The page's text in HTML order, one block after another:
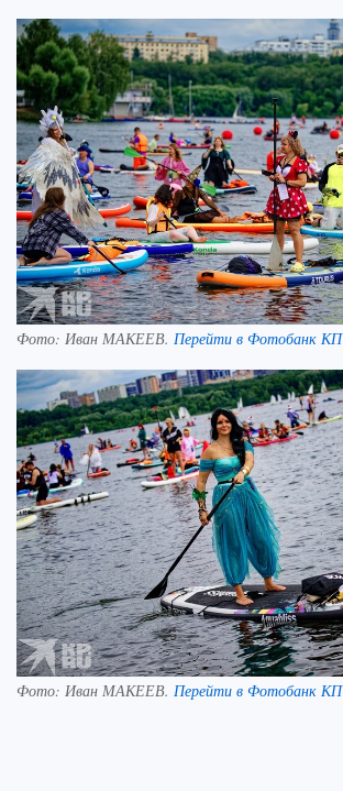
Фото: Иван МАКЕЕВ. Перейти в Фотобанк КП
Фото: Иван МАКЕЕВ. Перейти в Фотобанк КП